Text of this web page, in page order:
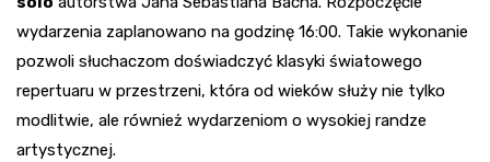
wydarzenia zaplanowano na godzinę 16:00. Takie wykonanie
pozwoli słuchaczom doświadczyć klasyki światowego
repertuaru w przestrzeni, która od wieków służy nie tylko
modlitwie, ale również wydarzeniom o wysokiej randze
artystycznej.